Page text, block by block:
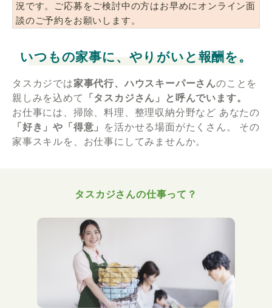
況です。ご応募をご検討中の方はお早めにオンライン面
談のご予約をお願いします。
いつもの家事に、やりがいと報酬を。
タスカジでは家事代行、ハウスキーパーさんのことを
親しみを込めて
「タスカジさん」と呼んでいます。
お仕事には、掃除、料理、整理収納分野など あなたの
「好き」や「得意」
を活かせる場面がたくさん。
その
家事スキルを、お仕事にしてみませんか。
タスカジさんの仕事って？